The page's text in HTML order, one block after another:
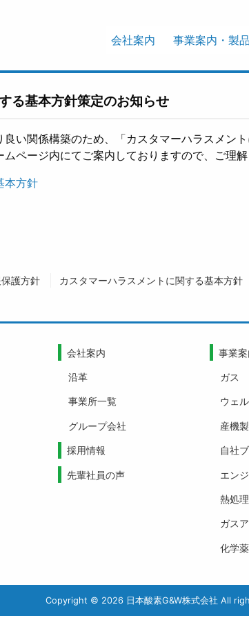
会社案内 事業案内・製
る基本方針策定のお知らせ
い関係構築のため、「カスタマーハラスメン
ページ内にてご案内しておりますので、ご理
本方針
護方針 カスタマーハラスメントに関する基本方針
会社案内
沿革
事業所一覧
グループ会社
採用情報
先輩社員の声
事業
ガス
ウェ
産機
自社
エン
熱処
ガス
化学
Copyright © 2026 日本酸素G&W株式会社 All